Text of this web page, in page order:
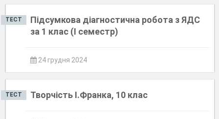
ТЕСТ
Підсумкова діагностична робота з ЯДС
за 1 клас (І семестр)
24 грудня 2024
ТЕСТ Творчість І.Франка, 10 клас